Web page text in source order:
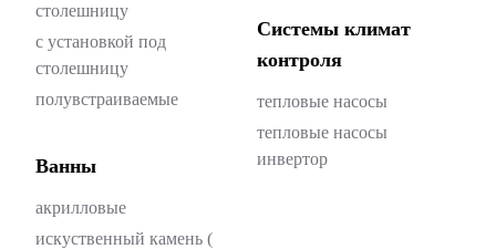
столешницу
с установкой под
столешницу
полувстраиваемые
Ванны
акрилловые
искуственный камень (
Системы климат
контроля
тепловые насосы
тепловые насосы
инвертор